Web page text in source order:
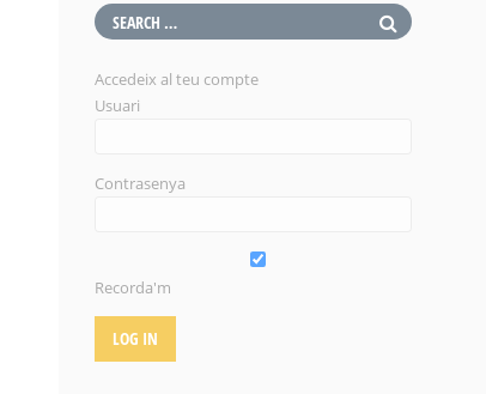
Accedeix al teu compte
Usuari
Contrasenya
Recorda'm